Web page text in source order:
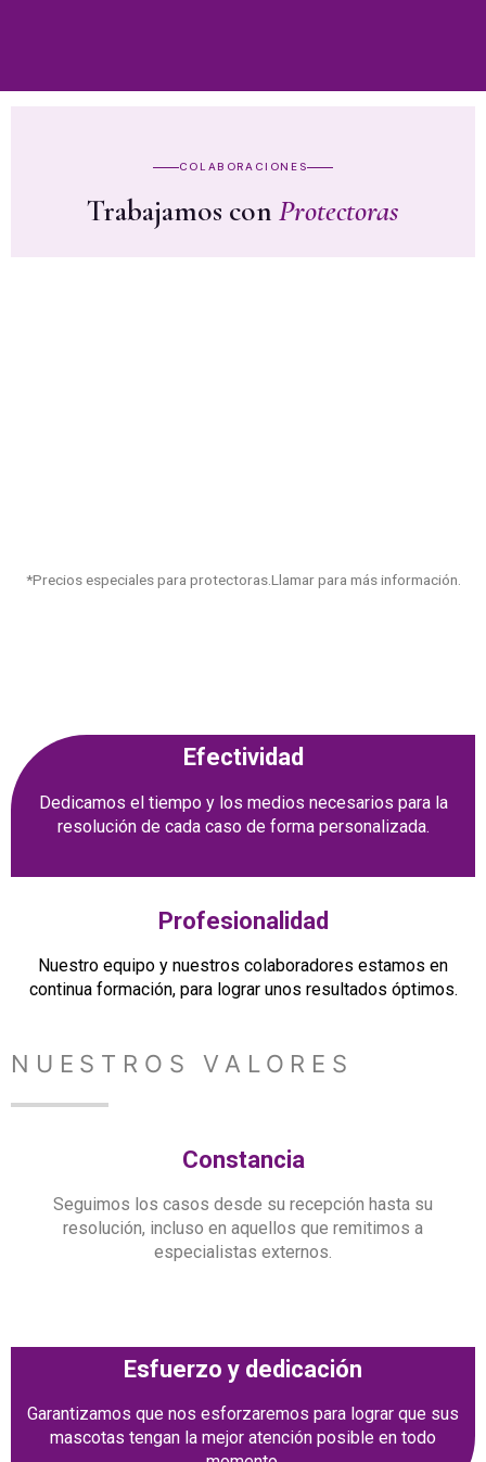
COLABORACIONES
Trabajamos con Protectoras
*Precios especiales para protectoras.Llamar para más información.
Efectividad
Dedicamos el tiempo y los medios necesarios para la
resolución de cada caso de forma personalizada.
Profesionalidad
Nuestro equipo y nuestros colaboradores estamos en
continua formación, para lograr unos resultados óptimos.
NUESTROS VALORES
Constancia
Seguimos los casos desde su recepción hasta su
resolución, incluso en aquellos que remitimos a
especialistas externos.
Esfuerzo y dedicación
Garantizamos que nos esforzaremos para lograr que sus
mascotas tengan la mejor atención posible en todo